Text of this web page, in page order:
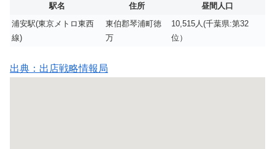
駅名 住所
昼間人口
浦安駅(東京メトロ東西
線)
東伯郡琴浦町徳
万
10,515人(千葉県:第32
位）
出典：出店戦略情報局